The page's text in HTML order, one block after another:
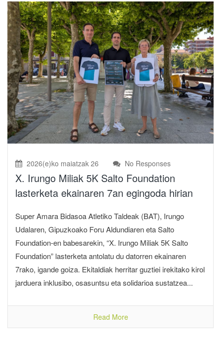
2026(e)ko maiatzak 26 No Responses
X. Irungo Miliak 5K Salto Foundation
lasterketa ekainaren 7an egingoda hirian
Super Amara Bidasoa Atletiko Taldeak (BAT), Irungo
Udalaren, Gipuzkoako Foru Aldundiaren eta Salto
Foundation-en babesarekin, “X. Irungo Miliak 5K Salto
Foundation” lasterketa antolatu du datorren ekainaren
7rako, igande goiza. Ekitaldiak herritar guztiei irekitako kirol
jarduera inklusibo, osasuntsu eta solidarioa sustatzea...
Read More